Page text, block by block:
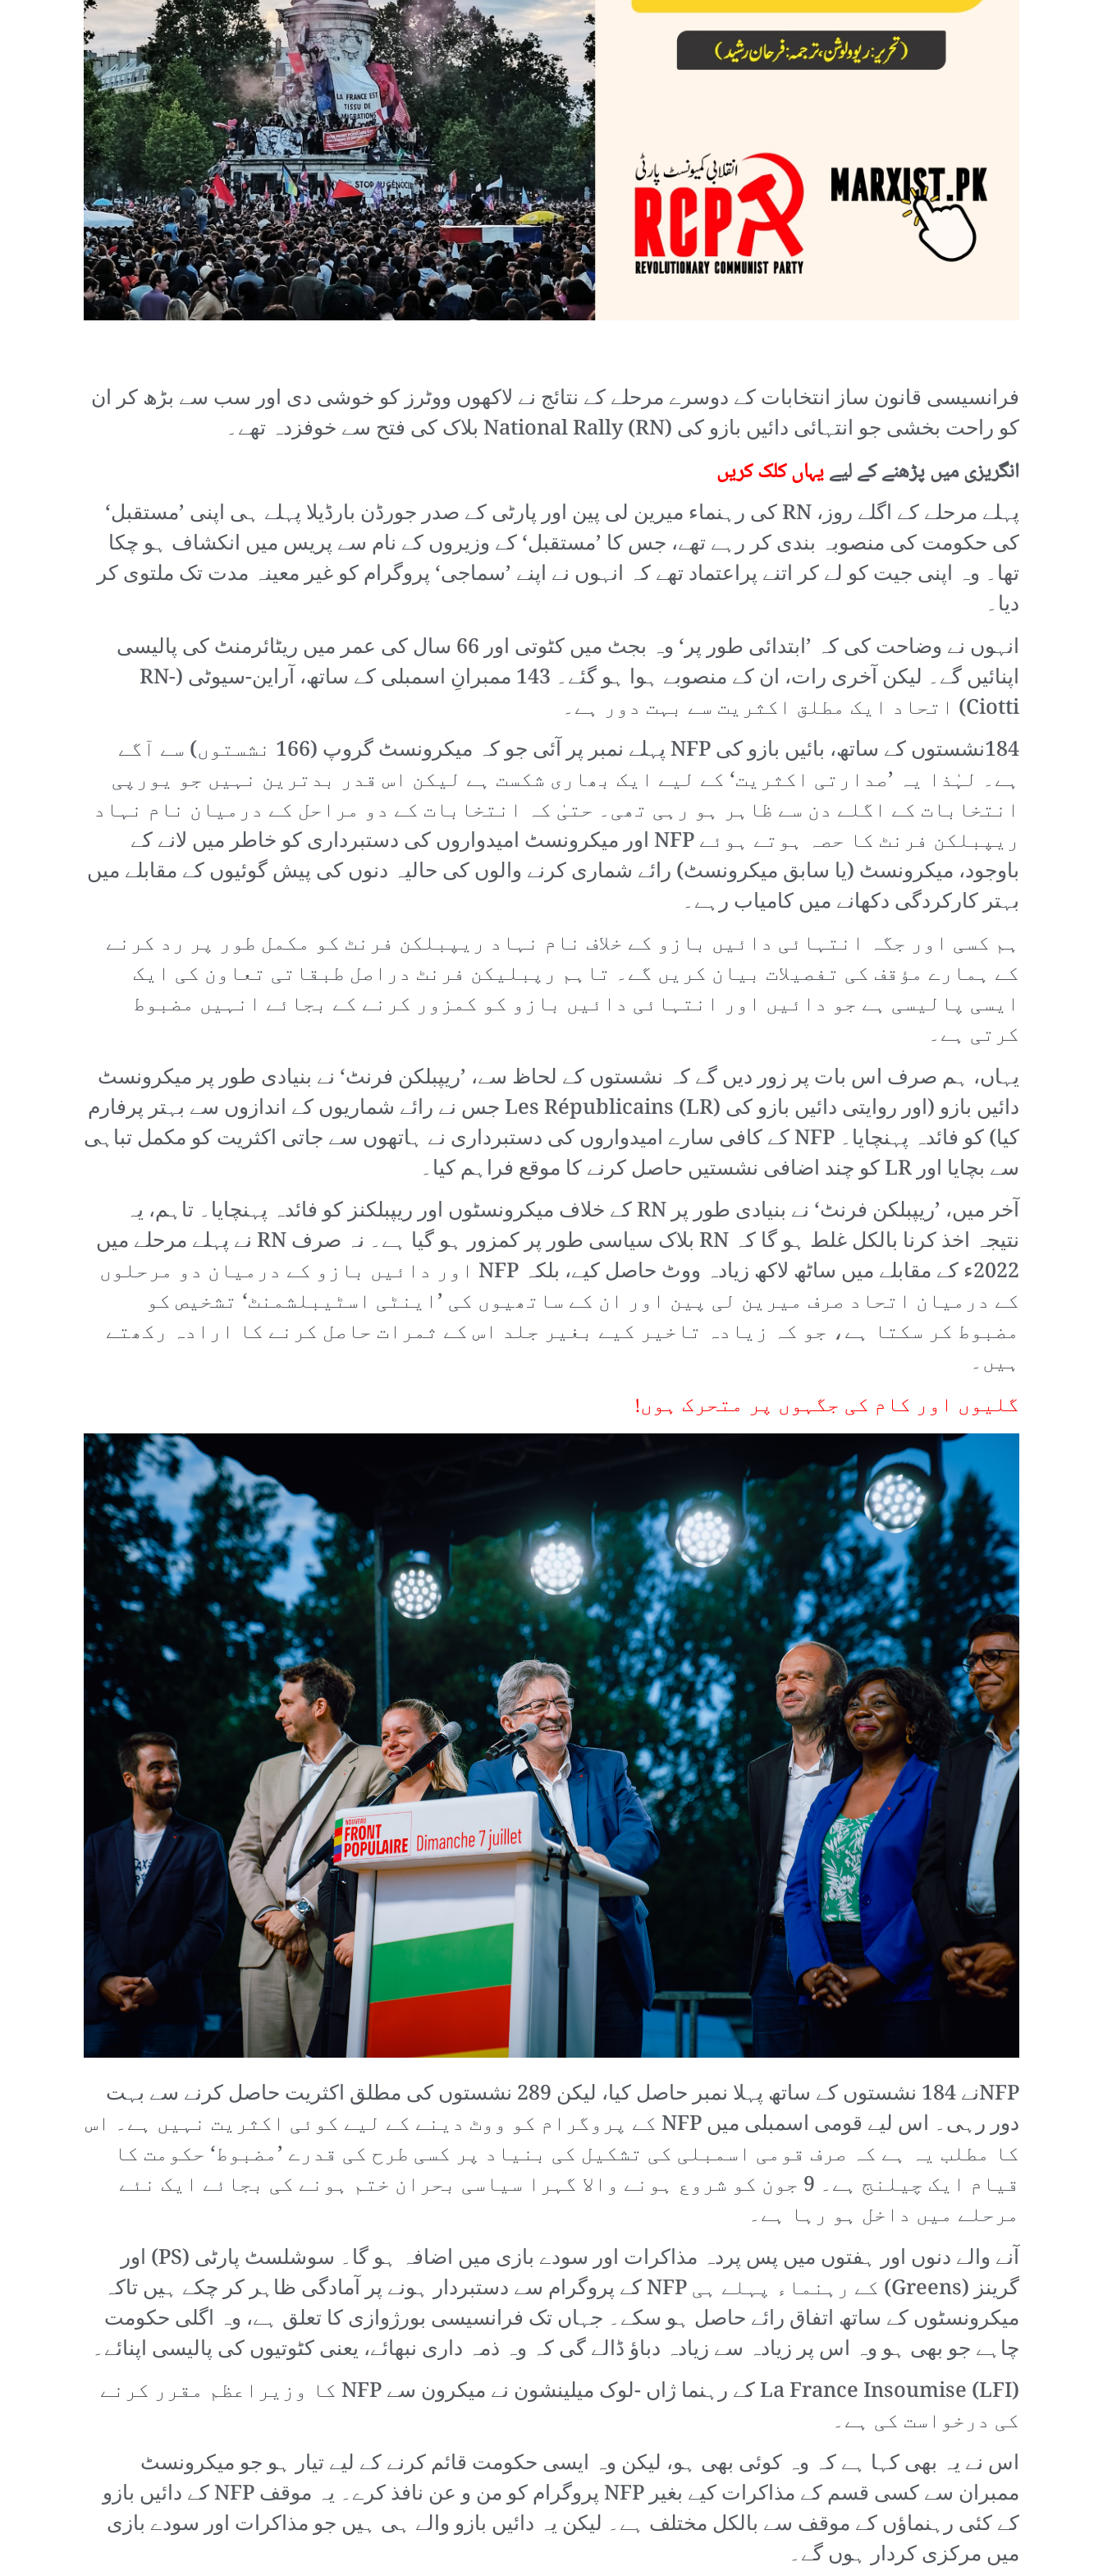
فرانسیسی قانون ساز انتخابات کے دوسرے مرحلے کے نتائج نے لاکھوں ووٹرز کو خوشی دی اور سب سے بڑھ کر ان
کو راحت بخشی جو انتہائی دائیں بازو کی National Rally (RN) بلاک کی فتح سے خوفزدہ تھے۔
انگریزی میں پڑھنے کے لیےیہاں کلک کریں
پہلے مرحلے کے اگلے روز، RN کی رہنماء میرین لی پین اور پارٹی کے صدر جورڈن بارڈیلا پہلے ہی اپنی ’مستقبل‘
کی حکومت کی منصوبہ بندی کر رہے تھے، جس کا ’مستقبل‘ کے وزیروں کے نام سے پریس میں انکشاف ہو چکا
تھا۔ وہ اپنی جیت کو لے کر اتنے پراعتماد تھے کہ انہوں نے اپنے ’سماجی‘ پروگرام کو غیر معینہ مدت تک ملتوی کر
دیا۔
انہوں نے وضاحت کی کہ ’ابتدائی طور پر‘ وہ بجٹ میں کٹوتی اور 66 سال کی عمر میں ریٹائرمنٹ کی پالیسی
اپنائیں گے۔ لیکن آخری رات، ان کے منصوبے ہوا ہو گئے۔ 143 ممبرانِ اسمبلی کے ساتھ، آراین-سیوٹی (RN-
Ciotti) اتحاد ایک مطلق اکثریت سے بہت دور ہے۔
184نشستوں کے ساتھ، بائیں بازو کی NFP پہلے نمبر پر آئی جو کہ میکرونسٹ گروپ (166 نشستوں) سے آگے
ہے۔ لہٰذا یہ ’صدارتی اکثریت‘ کے لیے ایک بھاری شکست ہے لیکن اس قدر بدترین نہیں جو یورپی
انتخابات کے اگلے دن سے ظاہر ہو رہی تھی۔ حتیٰ کہ انتخابات کے دو مراحل کے درمیان نام نہاد
ریپبلکن فرنٹ کا حصہ ہوتے ہوئے NFP اور میکرونسٹ امیدواروں کی دستبرداری کو خاطر میں لانے کے
باوجود، میکرونسٹ (یا سابق میکرونسٹ) رائے شماری کرنے والوں کی حالیہ دنوں کی پیش گوئیوں کے مقابلے میں
بہتر کارکردگی دکھانے میں کامیاب رہے۔
ہم کسی اور جگہ انتہائی دائیں بازو کے خلاف نام نہاد ریپبلکن فرنٹ کو مکمل طور پر رد کرنے
کے ہمارے مؤقف کی تفصیلات بیان کریں گے۔ تاہم رپبلیکن فرنٹ دراصل طبقاتی تعاون کی ایک
ایسی پالیسی ہے جو دائیں اور انتہائی دائیں بازو کو کمزور کرنے کے بجائے انہیں مضبوط
کرتی ہے۔
یہاں، ہم صرف اس بات پر زور دیں گے کہ نشستوں کے لحاظ سے، ’ریپبلکن فرنٹ‘ نے بنیادی طور پر میکرونسٹ
دائیں بازو (اور روایتی دائیں بازو کی Les Républicains (LR) جس نے رائے شماریوں کے اندازوں سے بہتر پرفارم
کیا) کو فائدہ پہنچایا۔ NFP کے کافی سارے امیدواروں کی دستبرداری نے ہاتھوں سے جاتی اکثریت کو مکمل تباہی
سے بچایا اور LR کو چند اضافی نشستیں حاصل کرنے کا موقع فراہم کیا۔
آخر میں، ’ریپبلکن فرنٹ‘ نے بنیادی طور پر RN کے خلاف میکرونسٹوں اور ریپبلکنز کو فائدہ پہنچایا۔ تاہم، یہ
نتیجہ اخذ کرنا بالکل غلط ہو گا کہ RN بلاک سیاسی طور پر کمزور ہو گیا ہے۔ نہ صرف RN نے پہلے مرحلے میں
2022ء کے مقابلے میں ساٹھ لاکھ زیادہ ووٹ حاصل کیے، بلکہ NFP اور دائیں بازو کے درمیان دو مرحلوں
کے درمیان اتحاد صرف میرین لی پین اور ان کے ساتھیوں کی ’اینٹی اسٹیبلشمنٹ‘ تشخیص کو
مضبوط کر سکتا ہے، جو کہ زیادہ تاخیر کیے بغیر جلد اس کے ثمرات حاصل کرنے کا ارادہ رکھتے
ہیں۔
گلیوں اور کام کی جگہوں پر متحرک ہوں!
NFPنے 184 نشستوں کے ساتھ پہلا نمبر حاصل کیا، لیکن 289 نشستوں کی مطلق اکثریت حاصل کرنے سے بہت
دور رہی۔ اس لیے قومی اسمبلی میں NFP کے پروگرام کو ووٹ دینے کے لیے کوئی اکثریت نہیں ہے۔ اس
کا مطلب یہ ہے کہ صرف قومی اسمبلی کی تشکیل کی بنیاد پر کسی طرح کی قدرے ’مضبوط‘ حکومت کا
قیام ایک چیلنج ہے۔ 9 جون کو شروع ہونے والا گہرا سیاسی بحران ختم ہونے کی بجائے ایک نئے
مرحلے میں داخل ہو رہا ہے۔
آنے والے دنوں اور ہفتوں میں پس پردہ مذاکرات اور سودے بازی میں اضافہ ہو گا۔ سوشلسٹ پارٹی (PS) اور
گرینز (Greens) کے رہنماء پہلے ہی NFP کے پروگرام سے دستبردار ہونے پر آمادگی ظاہر کر چکے ہیں تاکہ
میکرونسٹوں کے ساتھ اتفاق رائے حاصل ہو سکے۔ جہاں تک فرانسیسی بورژوازی کا تعلق ہے، وہ اگلی حکومت
چاہے جو بھی ہو وہ اس پر زیادہ سے زیادہ دباؤ ڈالے گی کہ وہ ذمہ داری نبھائے، یعنی کٹوتیوں کی پالیسی اپنائے۔
La France Insoumise (LFI) کے رہنما ژاں -لوک میلینشون نے میکرون سے NFP کا وزیراعظم مقرر کرنے
کی درخواست کی ہے۔
اس نے یہ بھی کہا ہے کہ وہ کوئی بھی ہو، لیکن وہ ایسی حکومت قائم کرنے کے لیے تیار ہو جو میکرونسٹ
ممبران سے کسی قسم کے مذاکرات کیے بغیر NFP پروگرام کو من و عن نافذ کرے۔ یہ موقف NFP کے دائیں بازو
کے کئی رہنماؤں کے موقف سے بالکل مختلف ہے۔ لیکن یہ دائیں بازو والے ہی ہیں جو مذاکرات اور سودے بازی
میں مرکزی کردار ہوں گے۔